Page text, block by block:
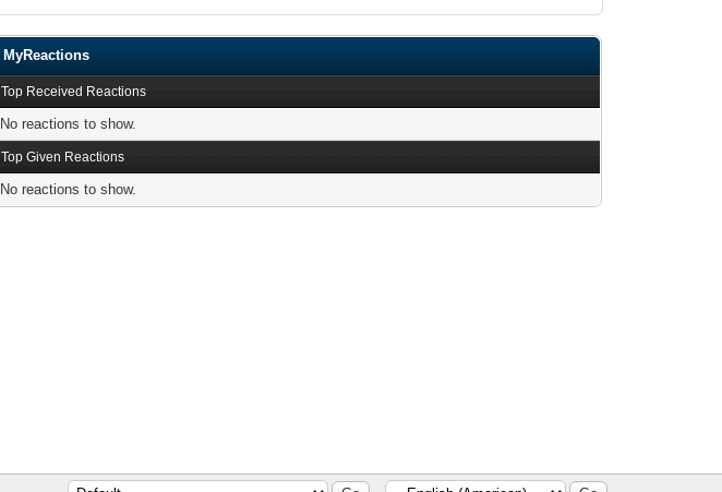
MyReactions
Top Received Reactions
No reactions to show.
Top Given Reactions
No reactions to show.